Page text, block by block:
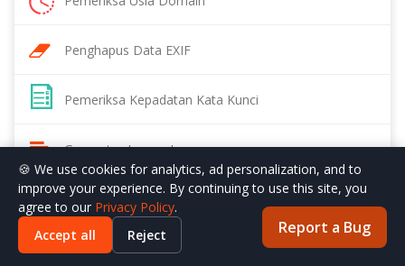
Penghapus Data EXIF
Pemeriksa Kepadatan Kata Kunci
Generator Lorem Ipsum
Penampil Data EXIF
Pemeriksa Peringkat Moz
Report a Bug
🍪 We use cookies for analytics, ad personalization, and to
improve your experience. By continuing to use this site, you
agree to our Privacy Policy.
Accept all
Reject